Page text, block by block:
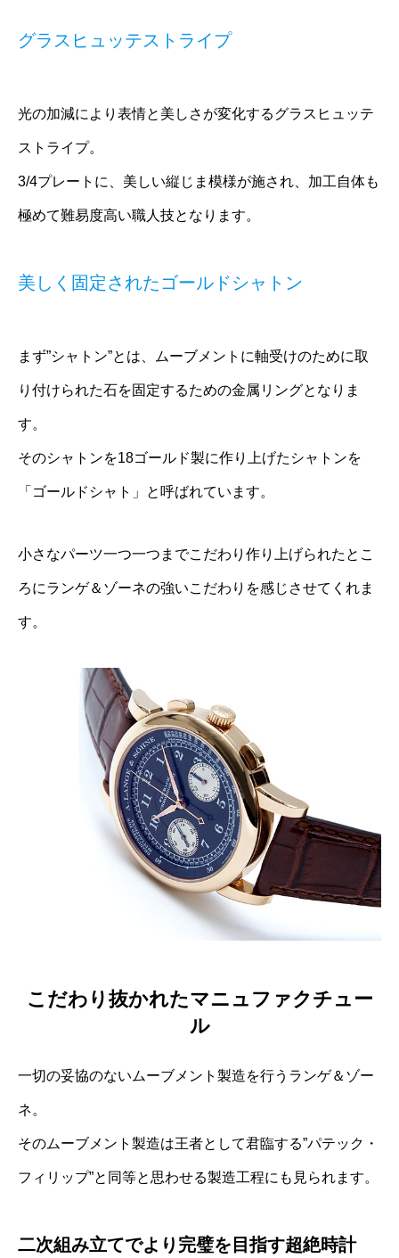
グラスヒュッテストライプ
光の加減により表情と美しさが変化するグラスヒュッテ
ストライプ。
3/4プレートに、美しい縦じま模様が施され、加工自体も
極めて難易度高い職人技となります。
美しく固定されたゴールドシャトン
まず”シャトン”とは、ムーブメントに軸受けのために取
り付けられた石を固定するための金属リングとなりま
す。
そのシャトンを18ゴールド製に作り上げたシャトンを
「ゴールドシャト」と呼ばれています。
小さなパーツ一つ一つまでこだわり作り上げられたとこ
ろにランゲ＆ゾーネの強いこだわりを感じさせてくれま
す。
こだわり抜かれたマニュファクチュー
ル
一切の妥協のないムーブメント製造を行うランゲ＆ゾー
ネ。
そのムーブメント製造は王者として君臨する”パテック・
フィリップ”と同等と思わせる製造工程にも見られます。
二次組み立てでより完璧を目指す超絶時計